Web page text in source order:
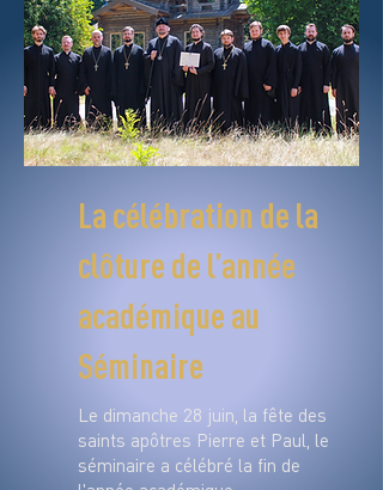
La célébration de la
clôture de l’année
académique au
Séminaire
Le dimanche 28 juin, la fête des
saints apôtres Pierre et Paul, le
séminaire a célébré la fin de